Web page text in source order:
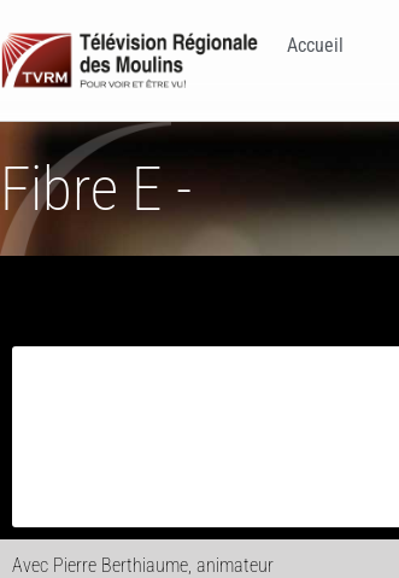
Accueil
Fibre E -
Avec Pierre Berthiaume, animateur